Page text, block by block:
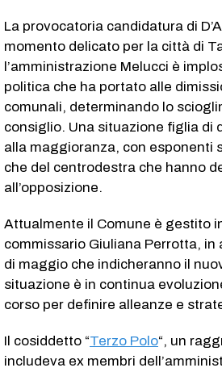
La provocatoria candidatura di
momento delicato per la città di
l’amministrazione Melucci è
politica che ha portato alle
comunali, determinando lo
consiglio. Una situazione figlia di
alla maggioranza, con esponenti
che del centrodestra che hanno
all’opposizione.
Attualmente il Comune è gestito
commissario Giuliana Perrotta, in
di maggio che indicheranno il
situazione è in continua
corso per definire alleanze e
Il cosiddetto “Terzo Polo“, un
includeva ex membri